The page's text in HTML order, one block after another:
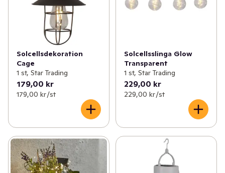
Solcellsdekoration
Cage
1 st, Star Trading
179,00 kr
179,00 kr /st
Solcellsslinga Glow
Transparent
1 st, Star Trading
229,00 kr
229,00 kr /st